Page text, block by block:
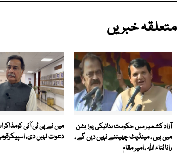
متعلقہ خبریں
آزاد کشمیر میں حکومت بنانیکی پوزیشن
میں ہیں ، مینڈیٹ چھیننے نہیں دیں گے ،
رانا ثناء اللہ ، امیر مقام
میں نے پی ٹی آئی
دعوت نہیں دی،